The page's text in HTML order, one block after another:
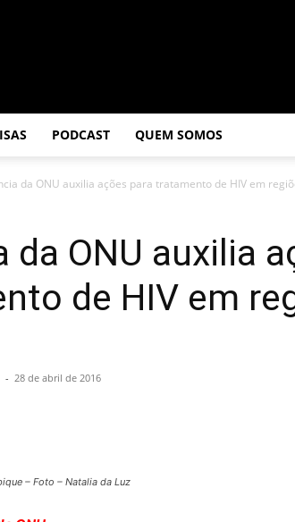
PODCAST QUEM SOMOS
da ONU auxilia ações para tratamento de HIV em
da ONU auxilia
de HIV em
- 28 de abril de 2016
– Foto – Natalia da Luz